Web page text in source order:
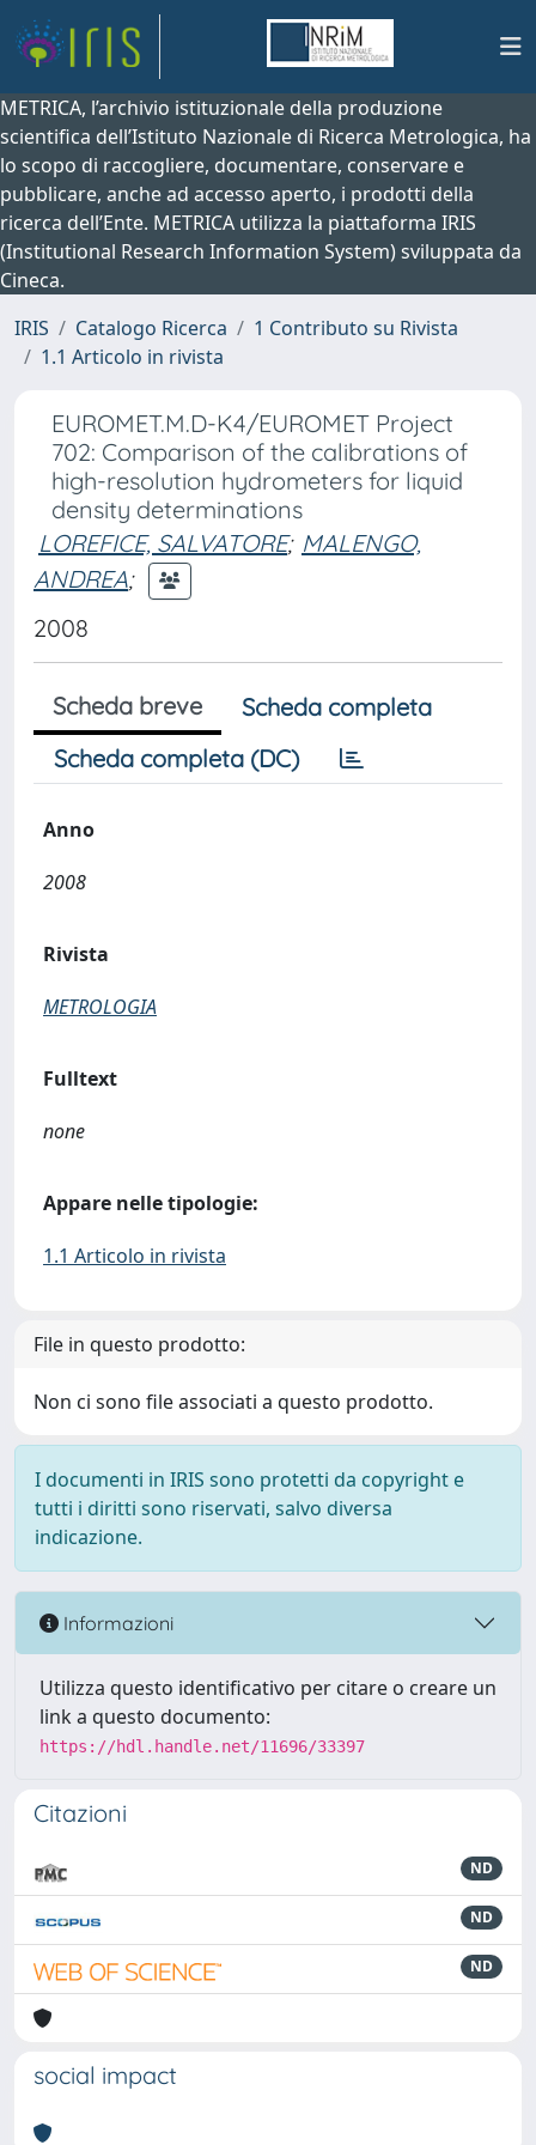
METRICA, l’archivio istituzionale della produzione
scientifica dell’Istituto Nazionale di Ricerca Metrologica, ha
lo scopo di raccogliere, documentare, conservare e
pubblicare, anche ad accesso aperto, i prodotti della
ricerca dell’Ente. METRICA utilizza la piattaforma IRIS
(Institutional Research Information System) sviluppata da
Cineca.
IRIS
Catalogo Ricerca
1 Contributo su Rivista
1.1 Articolo in rivista
EUROMET.M.D-K4/EUROMET Project
702: Comparison of the calibrations of
high-resolution hydrometers for liquid
density determinations
LOREFICE, SALVATORE; MALENGO,
ANDREA;
2008
Scheda breve
Scheda completa
Scheda completa (DC)
Anno
2008
Rivista
METROLOGIA
Fulltext
none
Appare nelle tipologie:
1.1 Articolo in rivista
File in questo prodotto:
Non ci sono file associati a questo prodotto.
I documenti in IRIS sono protetti da copyright e
tutti i diritti sono riservati, salvo diversa
indicazione.
Informazioni
Utilizza questo identificativo per citare o creare un
link a questo documento:
https://hdl.handle.net/11696/33397
Citazioni
ND
ND
ND
social impact